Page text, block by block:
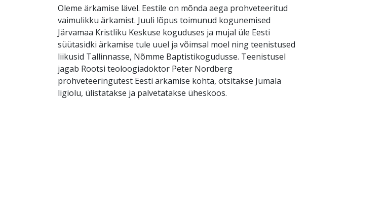
Oleme ärkamise lävel. Eestile on mõnda aega prohveteeritud
vaimulikku ärkamist. Juuli lõpus toimunud kogunemised
Järvamaa Kristliku Keskuse koguduses ja mujal üle Eesti
süütasidki ärkamise tule uuel ja võimsal moel ning teenistused
liikusid Tallinnasse, Nõmme Baptistikogudusse. Teenistusel
jagab Rootsi teoloogiadoktor Peter Nordberg
prohveteeringutest Eesti ärkamise kohta, otsitakse Jumala
ligiolu, ülistatakse ja palvetatakse üheskoos.